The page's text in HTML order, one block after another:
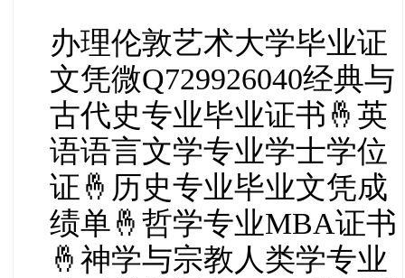
办理伦敦艺术大学毕业证
文凭微Q729926040经典与
古代史专业毕业证书🤞英
语语言文学专业学士学位
证🤞历史专业毕业文凭成
绩单🤞哲学专业MBA证书
🤞神学与宗教人类学专业